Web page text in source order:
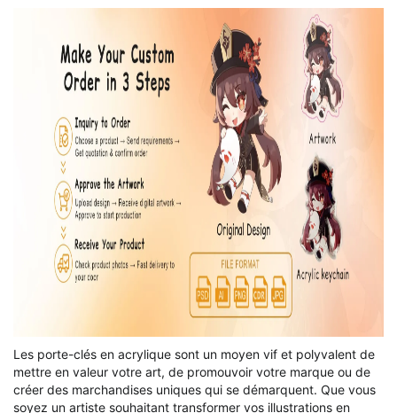
Les porte-clés en acrylique sont un moyen vif et polyvalent de
mettre en valeur votre art, de promouvoir votre marque ou de
créer des marchandises uniques qui se démarquent. Que vous
soyez un artiste souhaitant transformer vos illustrations en